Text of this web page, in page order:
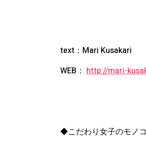
text：Mari Kusakari
WEB： http://mari-
◆こだわり女子のモノ